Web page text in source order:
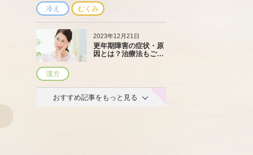
は？
冷え むくみ
2023年12月21日
更年期障害の症状・原
因とは？治療法もご紹
漢方
おすすめ記事をもっと見る